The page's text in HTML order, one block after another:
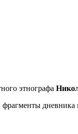
этнографа
дневника